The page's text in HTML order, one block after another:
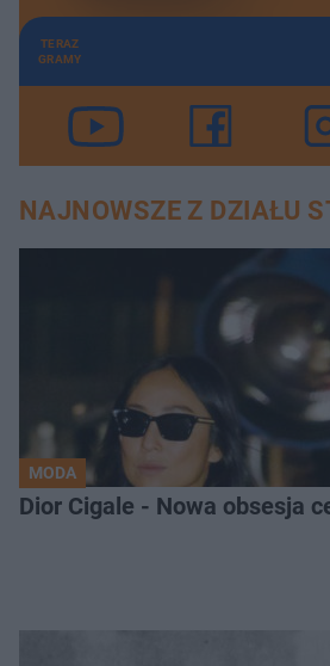
TERAZ
GRAMY
NAJNOWSZE Z DZIAŁU
MODA
Dior Cigale - Nowa obsesja